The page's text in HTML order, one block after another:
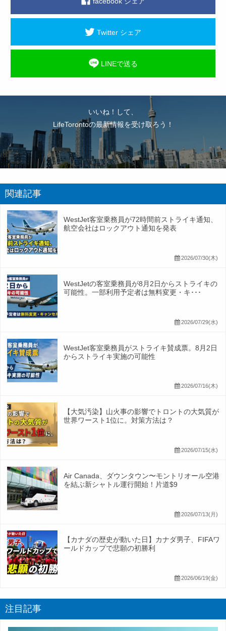
Twitter シェア
LINEで送る
いいね！して、
LifeTorontoの最新情報を受け取ろう！
関連記事
WestJet客室乗務員が72時間前ストライキ通知、
航空会社はロックアウト通知を発表
2026/07/30(木)
WestJetの客室乗務員が8月2日からストライキの
可能性。一部利用予定者は無料変更・キ･･･
2026/07/29(水)
WestJet客室乗務員がストライキ賛成票。8月2日
からストライキ実施の可能性
2026/07/16(木)
【大気汚染】山火事の影響でトロントの大気質が
世界ワースト1位に。対策方法は？
2026/07/15(水)
Air Canada、ダウンタウン〜モントリオール空港
を結ぶ新シャトル運行開始！片道$9
2026/07/13(月)
【カナダの歴史が動いた日】カナダ男子、FIFAワ
ールドカップで悲願の初勝利
2026/06/19(金)
注目記事